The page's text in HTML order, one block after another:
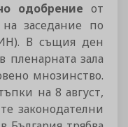
одобрение от
заседание по
В същия ден
пленарната зала
мнозинство.
на 8 август,
законодателни